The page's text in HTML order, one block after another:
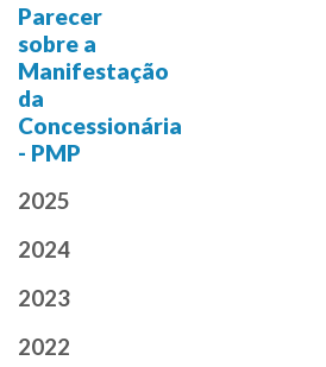
Parecer
sobre a
Manifestação
da
Concessionária
- PMP
2025
2024
2023
2022